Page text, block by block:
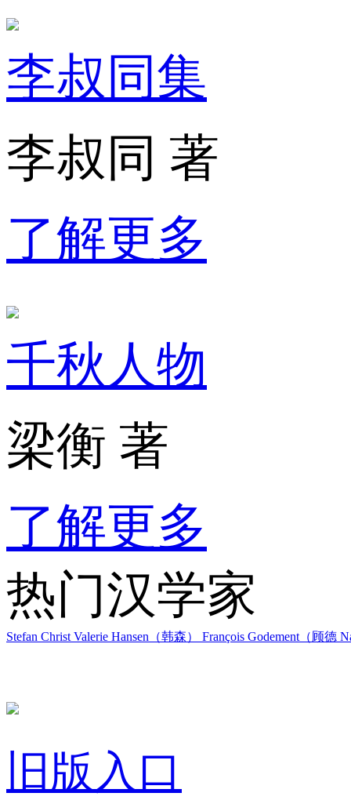
李叔同集
李叔同 著
了解更多
千秋人物
梁衡 著
了解更多
热门汉学家
Stefan Christ Valerie Hansen（韩森） François Godement（顾德
旧版入口